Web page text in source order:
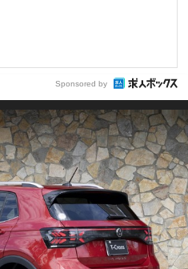
Sponsored by